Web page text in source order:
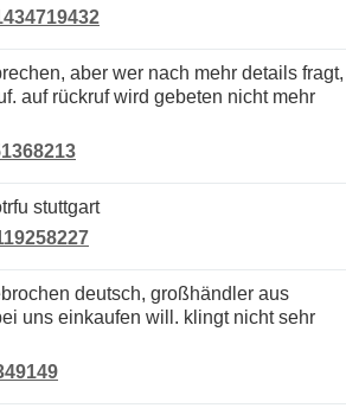
auf rückruf wird gebeten nicht mehr
stuttgart
uns einkaufen will. klingt nicht sehr